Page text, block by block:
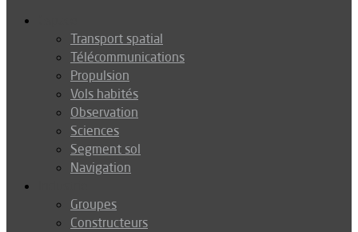
Transport spatial
Télécommunications
Propulsion
Vols habités
Observation
Sciences
Segment sol
Navigation
Groupes
Constructeurs